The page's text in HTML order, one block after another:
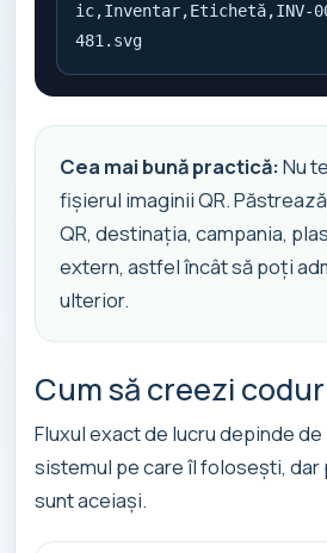
ic,Inventar,Etichetă,INV-
481.svg
Cea mai bună practică: Nu
fișierul imaginii QR.
QR, destinația, campania,
extern, astfel încât să poți
ulterior.
Cum să creezi
Fluxul exact de lucru depinde
sistemul pe care îl folosești, dar
sunt aceiași.